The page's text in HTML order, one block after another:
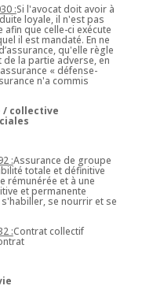
:Si l'avocat doit avoir à
loyale, il n'est pas
que celle-ci exécute
il est mandaté. En ne
qu'elle règle
la partie adverse, en
« défense-
n'a commis
/ collective
:Assurance de groupe
totale et définitive
rémunérée et à une
et permanente
se nourrir et se
:Contrat collectif